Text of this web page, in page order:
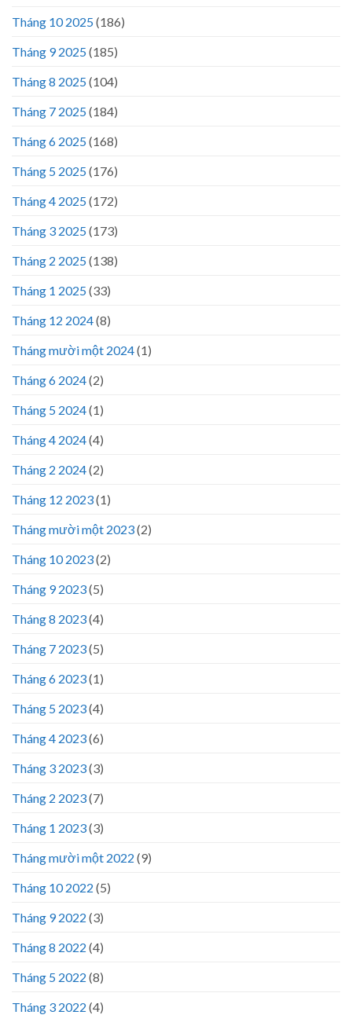
Tháng 10 2025(186)
Tháng 9 2025(185)
Tháng 8 2025(104)
Tháng 7 2025(184)
Tháng 6 2025(168)
Tháng 5 2025(176)
Tháng 4 2025(172)
Tháng 3 2025(173)
Tháng 2 2025(138)
Tháng 1 2025(33)
Tháng 12 2024(8)
Tháng mười một 2024(1)
Tháng 6 2024(2)
Tháng 5 2024(1)
Tháng 4 2024(4)
Tháng 2 2024(2)
Tháng 12 2023(1)
Tháng mười một 2023(2)
Tháng 10 2023(2)
Tháng 9 2023(5)
Tháng 8 2023(4)
Tháng 7 2023(5)
Tháng 6 2023(1)
Tháng 5 2023(4)
Tháng 4 2023(6)
Tháng 3 2023(3)
Tháng 2 2023(7)
Tháng 1 2023(3)
Tháng mười một 2022 (9)
Tháng 10 2022 (5)
Tháng 9 2022 (3)
Tháng 8 2022 (4)
Tháng 5 2022 (8)
Tháng 3 2022 (4)